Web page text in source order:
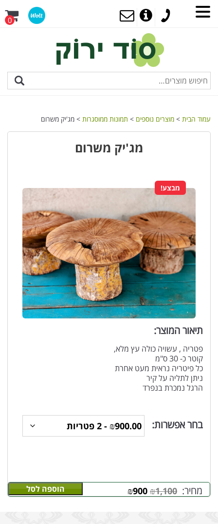
0
עמוד הבית > מוצרים נוספים > תמונות ממוסגרות > מג'יק משרום
מג'יק משרום
מבצע!
תיאור המוצר:
פטריה , עשויה כולה עץ מלא,
קוטר כ- 30 ס"מ
כל פיטריה נראית מעט אחרת
ניתן לתליה על קיר
הרגל נמכרת בנפרד
בחר אפשרות:
מחיר: ₪1,100
₪900 הוספה לסל